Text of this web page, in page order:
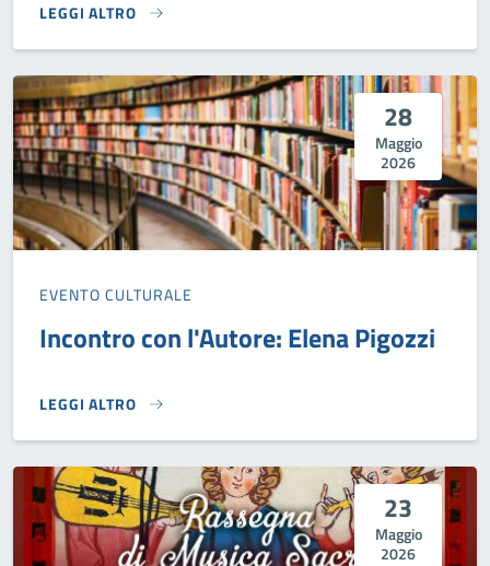
LEGGI ALTRO
QUEL 2 GIUGNO}
28
Maggio
2026
EVENTO CULTURALE
Incontro con l'Autore: Elena Pigozzi
LEGGI ALTRO
INCONTRO CON L'AUTORE: ELENA PIGOZZI}
23
Maggio
2026